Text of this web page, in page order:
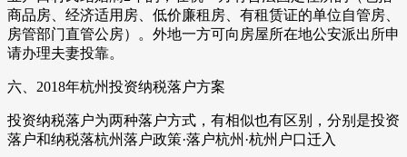
商品房、经济适用房、低价廉租房、有租赁证的单位自管房、
房管部门直管公房）。外地一方可向房屋所在地公安派出所申
请办理夫妻投靠。
六、2018年杭州投资纳税落户方案
投资纳税落户为两种落户方式，有相似也有区别，分别是投资
落户和纳税落杭州落户政策·落户杭州·杭州户口迁入